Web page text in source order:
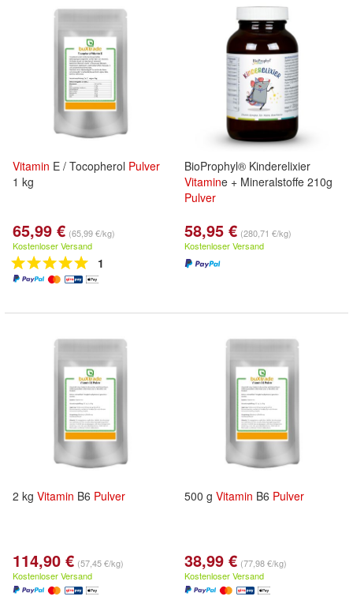
Vitamin E / Tocopherol Pulver
1 kg
65,99 € (65,99 €/kg)
Kostenloser Versand
1
BioProphyl® Kinderelixier
Vitamine + Mineralstoffe 210g
Pulver
58,95 € (280,71 €/kg)
Kostenloser Versand
2 kg Vitamin B6 Pulver
114,90 € (57,45 €/kg)
Kostenloser Versand
500 g Vitamin B6 Pulver
38,99 € (77,98 €/kg)
Kostenloser Versand